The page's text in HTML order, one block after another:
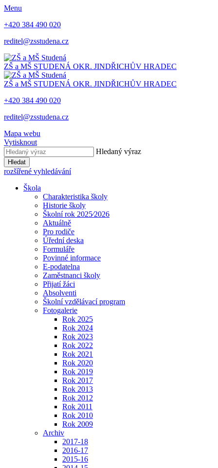
Menu
+420 384 490 020
reditel@zsstudena.cz
ZŠ a MŠ STUDENÁ OKR. JINDŘICHŮV HRADEC
ZŠ a MŠ STUDENÁ OKR. JINDŘICHŮV HRADEC
+420 384 490 020
reditel@zsstudena.cz
Mapa webu
Vytisknout
Hledaný výraz
Hledat
rozšířené vyhledávání
Škola
Charakteristika školy
Historie školy
Školní rok 2025⁄2026
Aktuálně
Pro rodiče
Úřední deska
Formuláře
Povinné informace
E-podatelna
Zaměstnanci školy
Přijatí žáci
Absolventi
Školní vzdělávací program
Fotogalerie
Rok 2025
Rok 2024
Rok 2023
Rok 2022
Rok 2021
Rok 2020
Rok 2019
Rok 2017
Rok 2013
Rok 2012
Rok 2011
Rok 2010
Rok 2009
Archiv
2017-18
2016-17
2015-16